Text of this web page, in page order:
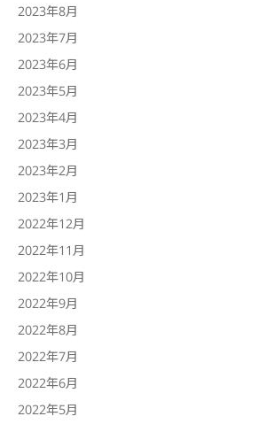
2023年8月
2023年7月
2023年6月
2023年5月
2023年4月
2023年3月
2023年2月
2023年1月
2022年12月
2022年11月
2022年10月
2022年9月
2022年8月
2022年7月
2022年6月
2022年5月